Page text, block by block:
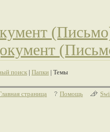
поиск | Папки | Темы
страница Помощь